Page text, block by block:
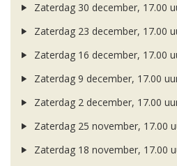
Zaterdag 30 december, 17.00
Zaterdag 23 december, 17.00
Zaterdag 16 december, 17.00
Zaterdag 9 december, 17.00
Zaterdag 2 december, 17.00
Zaterdag 25 november, 17.00
Zaterdag 18 november, 17.00